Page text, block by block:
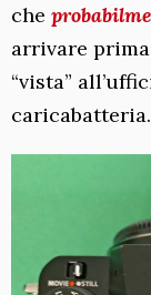
che
arrivare
“vista”
caricabatteria.